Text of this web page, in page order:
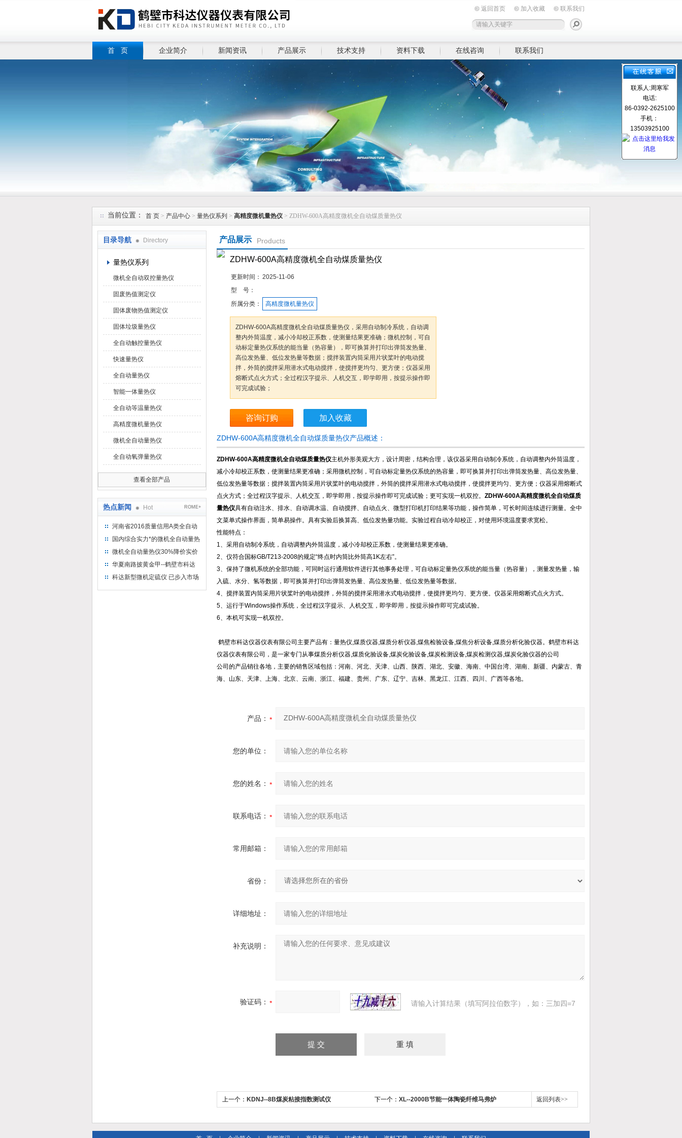
返回首页 加入收藏 联系我们
首 页 企业简介 新闻资讯 产品展示 技术支持 资料下载 在线咨询 联系我们
当前位置： 首 页 > 产品中心 > 量热仪系列 > 高精度微机量热仪 > ZDHW-600A高精度微机全自动煤质量热仪
目录导航 Directory
量热仪系列
微机全自动双控量热仪
固废热值测定仪
固体废物热值测定仪
固体垃圾量热仪
全自动触控量热仪
快速量热仪
全自动量热仪
智能一体量热仪
全自动等温量热仪
高精度微机量热仪
微机全自动量热仪
全自动氧弹量热仪
查看全部产品
热点新闻 Hot ROME+
河南省2016质量信用A类全自动
量热仪
国内综合实力*的微机全自动量热
仪制造企业
微机全自动量热仪30%降价实价
出售
华夏南路披黄金甲--鹤壁市科达
仪器仪表有限公司
科达新型微机定硫仪 已步入市场
产品展示 Products
ZDHW-600A高精度微机全自动煤质量热仪
更新时间： 2025-11-06
型 号：
所属分类：
高精度微机量热仪
ZDHW-600A高精度微机全自动煤质量热仪，采用自动制冷系统，自动调
整内外筒温度，减小冷却校正系数，使测量结果更准确；微机控制，可自
动标定量热仪系统的能当量（热容量），即可换算并打印出弹筒发热量、
高位发热量、低位发热量等数据；搅拌装置内筒采用片状桨叶的电动搅
拌，外筒的搅拌采用潜水式电动搅拌，使搅拌更均匀、更方便；仪器采用
熔断式点火方式；全过程汉字提示、人机交互，即学即用，按提示操作即
可完成试验；
咨询订购 加入收藏
ZDHW-600A高精度微机全自动煤质量热仪产品概述：
ZDHW-600A高精度微机全自动煤质量热仪主机外形美观大方，设计周密，结构合理，该仪器采用自动制冷系统，自动调整内外筒温度，
减小冷却校正系数，使测量结果更准确；采用微机控制，可自动标定量热仪系统的热容量，即可换算并打印出弹筒发热量、高位发热量、
低位发热量等数据；搅拌装置内筒采用片状桨叶的电动搅拌，外筒的搅拌采用潜水式电动搅拌，使搅拌更均匀、更方便；仪器采用熔断式
点火方式；全过程汉字提示、人机交互，即学即用，按提示操作即可完成试验；更可实现一机双控。 ZDHW-600A高精度微机全自动煤质
量热仪具有自动注水、排水、自动调水温、自动搅拌、自动点火、微型打印机打印结果等功能，操作简单，可长时间连续进行测量。全中
文菜单式操作界面，简单易操作。具有实验后换算高、低位发热量功能。实验过程自动冷却校正，对使用环境温度要求宽松。
性能特点：
1、采用自动制冷系统，自动调整内外筒温度，减小冷却校正系数，使测量结果更准确。
2、仪符合国标GB/T213-2008的规定“终点时内筒比外筒高1K左右”。
3、保持了微机系统的全部功能，可同时运行通用软件进行其他事务处理，可自动标定量热仪系统的能当量（热容量），测量发热量，输
入硫、水分、氢等数据，即可换算并打印出弹筒发热量、高位发热量、低位发热量等数据。
4、搅拌装置内筒采用片状桨叶的电动搅拌，外筒的搅拌采用潜水式电动搅拌，使搅拌更均匀、更方便。仪器采用熔断式点火方式。
5、运行于Windows操作系统，全过程汉字提示、人机交互，即学即用，按提示操作即可完成试验。
6、本机可实现一机双控。
鹤壁市科达仪器仪表有限公司主要产品有：量热仪,煤质仪器,煤质分析仪器,煤焦检验设备,煤焦分析设备,煤质分析化验仪器。鹤壁市科达
仪器仪表有限公司，是一家专门从事煤质分析仪器,煤质化验设备,煤炭化验设备,煤炭检测设备,煤炭检测仪器,煤炭化验仪器的公司
公司的产品销往各地，主要的销售区域包括：河南、河北、天津、山西、陕西、湖北、安徽、海南、中国台湾、湖南、新疆、内蒙古、青
海、山东、天津、上海、北京、云南、浙江、福建、贵州、广东、辽宁、吉林、黑龙江、江西、四川、广西等各地。
产品：
您的单位：
您的姓名：
联系电话：
常用邮箱：
省份：
详细地址：
补充说明：
验证码： 请输入计算结果（填写阿拉伯数字），如：三加四=7
上一个： KDNJ--8B煤炭粘接指数测试仪 下一个： XL--2000B节能一体陶瓷纤维马弗炉 返回列表>>
联系人:周寒军
电话:
86-0392-2625100
手机：
13503925100